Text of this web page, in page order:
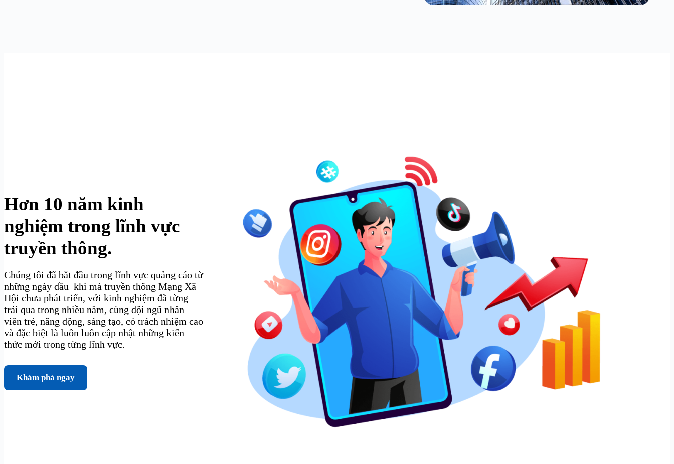
Hơn 10 năm kinh
nghiệm trong lĩnh vực
truyền thông.
Chúng tôi đã bắt đầu trong lĩnh vực quảng cáo từ
những ngày đầu khi mà truyền thông Mạng Xã
Hội chưa phát triển, với kinh nghiệm đã từng
trải qua trong nhiều năm, cùng đội ngũ nhân
viên trẻ, năng động, sáng tạo, có trách nhiệm cao
và đặc biệt là luôn luôn cập nhật những kiến
thức mới trong từng lĩnh vực.
Khám phá ngay